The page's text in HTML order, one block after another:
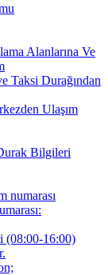
Alanlarına Ve
Taksi Durağından
Ulaşım
Bilgileri
numarası
(08:00-16:00)